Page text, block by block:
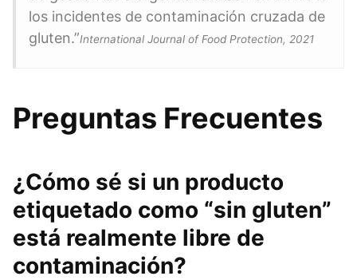
los incidentes de contaminación cruzada de
gluten.”International Journal of Food Protection, 2021
Preguntas Frecuentes
¿Cómo sé si un producto
etiquetado como “sin gluten”
está realmente libre de
contaminación?